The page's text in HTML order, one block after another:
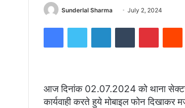
Sunderlal Sharma
Send July 2, 2024
FacebookTwitter LinkedInTumblr Pinterest
आज दिनांक 02.07.2024 को थाना सेक्टर
कार्यवाही करते हुये मोबाइल फोन